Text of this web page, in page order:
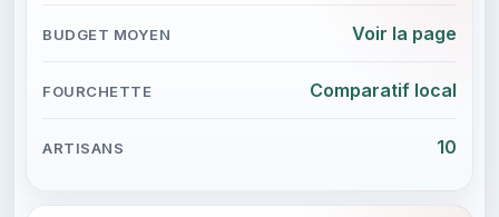
Voir la page
Comparatif local
10